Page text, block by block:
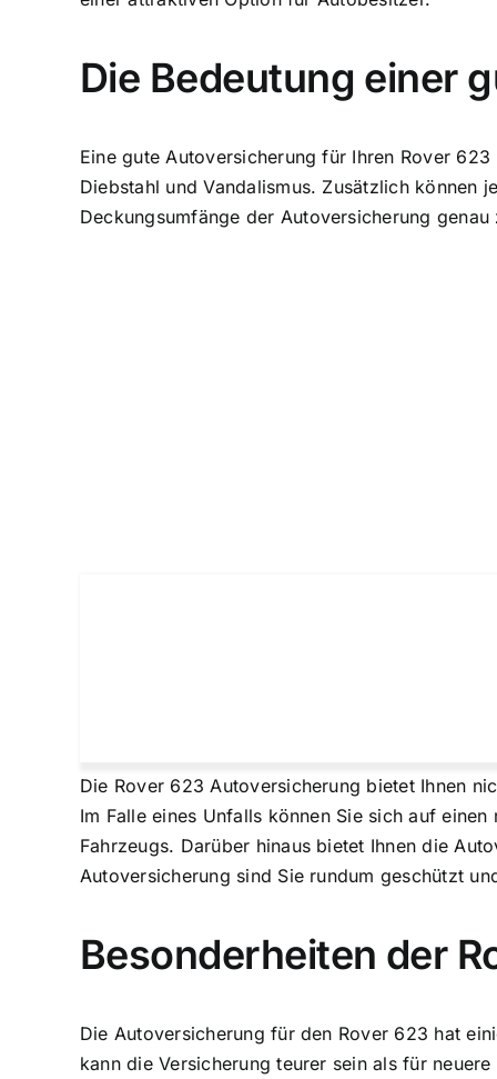
Die Bedeutung einer
Eine gute Autoversicherung für Ihren Rover
Diebstahl und Vandalismus. Zusätzlich können
Deckungsumfänge der Autoversicherung
Die Rover 623 Autoversicherung bietet Ihnen
Im Falle eines Unfalls können Sie sich auf
Fahrzeugs. Darüber hinaus bietet Ihnen die
Autoversicherung sind Sie rundum geschützt
Besonderheiten der
Die Autoversicherung für den Rover 623 hat
kann die Versicherung teurer sein als für